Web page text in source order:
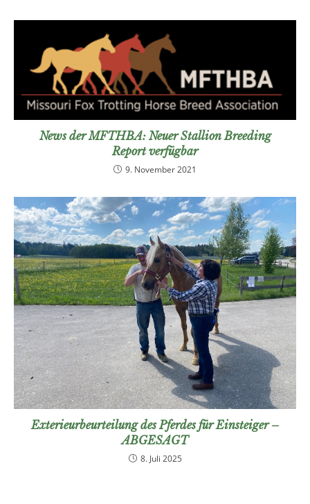
News der MFTHBA: Neuer Stallion Breeding
Report verfügbar
9. November 2021
Exterieurbeurteilung des Pferdes für Einsteiger –
ABGESAGT
8. Juli 2025